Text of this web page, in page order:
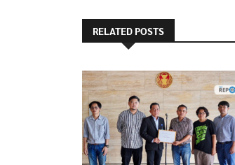
RELATED POSTS